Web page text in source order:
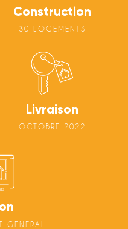
Construction
30 LOGEMENTS
Livraison
OCTOBRE 2022
GENERAL